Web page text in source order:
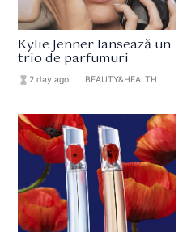
Kylie Jenner lansează un
trio de parfumuri
hourglass_full 2 day ago BEAUTY&HEALTH